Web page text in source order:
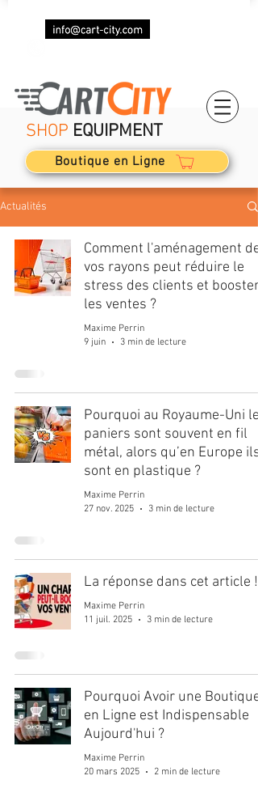
SHOP EQUIPMENT
Boutique en Ligne
Actualités
Comment l'aménagement de
vos rayons peut réduire le
stress des clients et booster
les ventes ?
Maxime Perrin
9 juin
3 min de lecture
Pourquoi au Royaume-Uni les
paniers sont souvent en fil
métal, alors qu’en Europe ils
sont en plastique ?
Maxime Perrin
27 nov. 2025
3 min de lecture
La réponse dans cet article !
Maxime Perrin
11 juil. 2025
3 min de lecture
Pourquoi Avoir une Boutique
en Ligne est Indispensable
Aujourd'hui ?
Maxime Perrin
20 mars 2025
2 min de lecture